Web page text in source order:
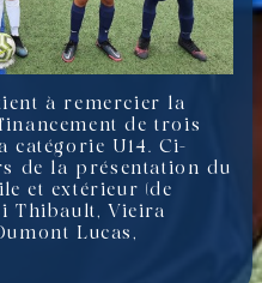
à remercier la
de trois
U14. Ci-
de la présentation du
et extérieur (de
Thibault, Vieira
Lucas,